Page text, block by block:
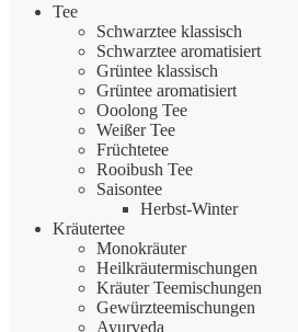
Tee
Schwarztee klassisch
Schwarztee aromatisiert
Grüntee klassisch
Grüntee aromatisiert
Ooolong Tee
Weißer Tee
Früchtetee
Rooibush Tee
Saisontee
Herbst-Winter
Kräutertee
Monokräuter
Heilkräutermischungen
Kräuter Teemischungen
Gewürzteemischungen
Ayurveda